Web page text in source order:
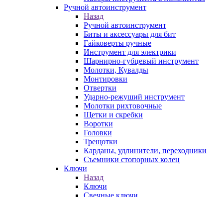
Ручной автоинструмент
Назад
Ручной автоинструмент
Биты и аксессуары для бит
Гайковерты ручные
Инструмент для электрики
Шарнирно-губцевый инструмент
Молотки, Кувалды
Монтировки
Отвертки
Ударно-режуший инструмент
Молотки рихтовочные
Щетки и скребки
Воротки
Головки
Трещотки
Карданы, удлинители, переходники
Съемники стопорных колец
Ключи
Назад
Ключи
Свечные ключи